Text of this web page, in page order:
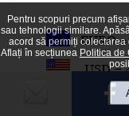
EURO
USD =
GBP =
Pentru scopuri precum
sau tehnologii similare.
acord să permiți
Aflați în secțiunea Politica de